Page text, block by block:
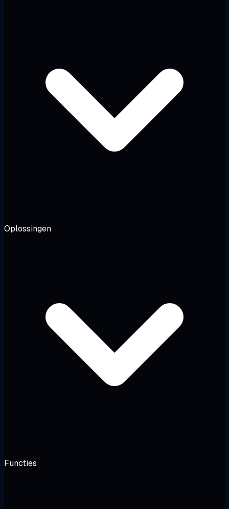
Oplossingen
Functies